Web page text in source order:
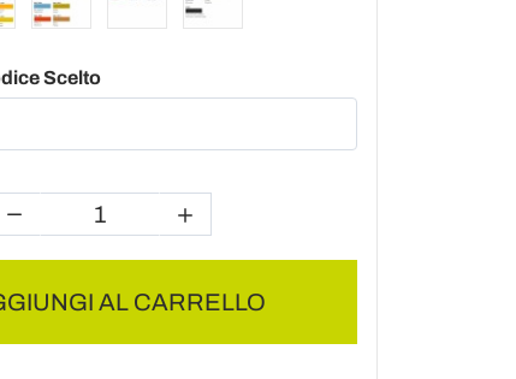
Scelto
AL CARRELLO